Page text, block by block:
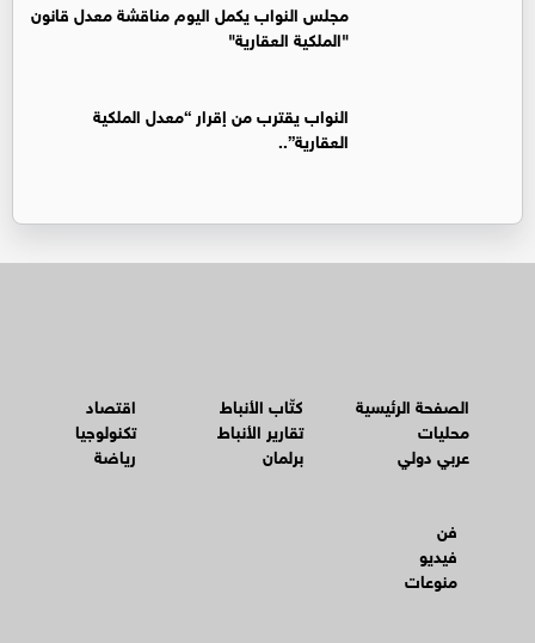
مجلس النواب يكمل اليوم مناقشة معدل قانون
"الملكية العقارية"
النواب يقترب من إقرار “معدل الملكية
العقارية”..
الصفحة الرئيسية
محليات
عربي دولي
كتّاب الأنباط
تقارير الأنباط
برلمان
اقتصاد
تكنولوجيا
رياضة
فن
فيديو
منوعات